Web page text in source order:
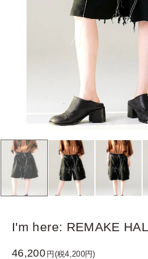
I'm here: REMAKE
46,200 円(税4,200円)